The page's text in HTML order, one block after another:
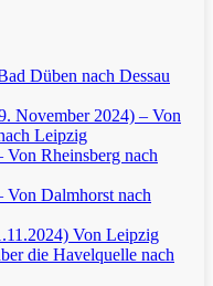
Düben nach Dessau
November 2024) – Von
Leipzig
Von Rheinsberg nach
Von Dalmhorst nach
Von Leipzig
die Havelquelle nach